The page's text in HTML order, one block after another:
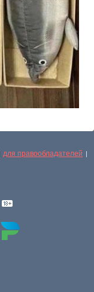
для правообладателей |